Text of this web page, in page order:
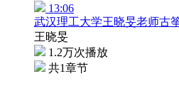
13:06
武汉理工大学王晓旻老师古
王晓旻
1.2万次播放
共1章节